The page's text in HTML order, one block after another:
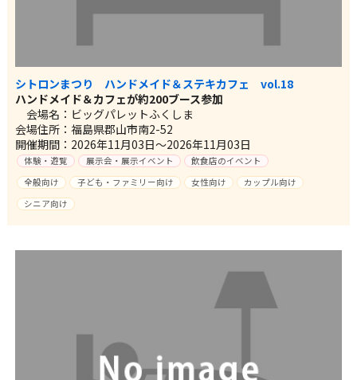
シトロンまつり ハンドメイド＆ステキカフェ vol.18
ハンドメイド＆カフェが約200ブース参加
会場名：ビッグパレットふくしま
会場住所：福島県郡山市南2-52
開催期間：2026年11月03日～2026年11月03日
体験・遊覧 展示会・展示イベント
飲食店のイベント
全般向け
子ども・ファミリー向け 女性向け
カップル向け
シニア向け